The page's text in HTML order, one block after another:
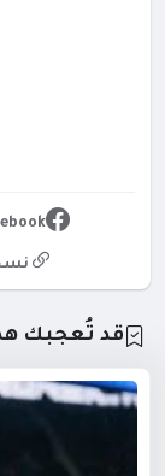
قد تُعجبك